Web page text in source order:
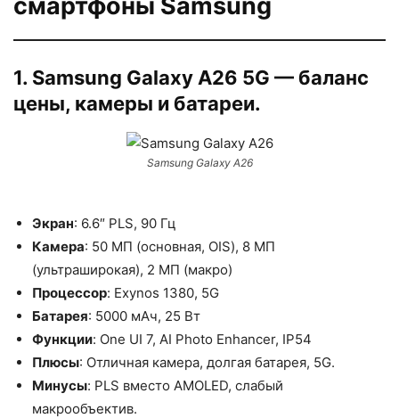
1. Samsung Galaxy A26 5G — баланс
цены, камеры и батареи.
Samsung Galaxy A26
Экран: 6.6″ PLS, 90 Гц
Камера: 50 МП (основная, OIS), 8 МП
(ультраширокая), 2 МП (макро)
Процессор: Exynos 1380, 5G
Батарея: 5000 мАч, 25 Вт
Функции: One UI 7, AI Photo Enhancer, IP54
Плюсы: Отличная камера, долгая батарея, 5G.
Минусы: PLS вместо AMOLED, слабый
макрообъектив.